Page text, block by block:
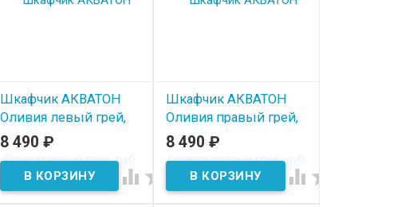
Шкафчик АКВАТОН
Оливия левый грей,
дуб ойстер
В наличии
8 490 ₽
 
Шкафчик АКВАТОН
Оливия правый грей,
дуб ойстер
В наличии
8 490₽
 